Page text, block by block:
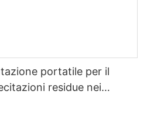
portatile per il
residue nei